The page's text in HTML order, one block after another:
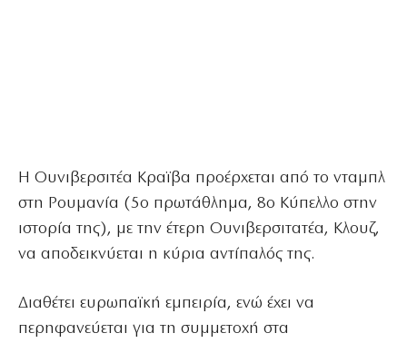
Η Ουνιβερσιτέα Κραϊβα προέρχεται από το νταμπλ
στη Ρουμανία (5ο πρωτάθλημα, 8ο Κύπελλο στην
ιστορία της), με την έτερη Ουνιβερσιτατέα, Κλουζ,
να αποδεικνύεται η κύρια αντίπαλός της.
Διαθέτει ευρωπαϊκή εμπειρία, ενώ έχει να
περηφανεύεται για τη συμμετοχή στα